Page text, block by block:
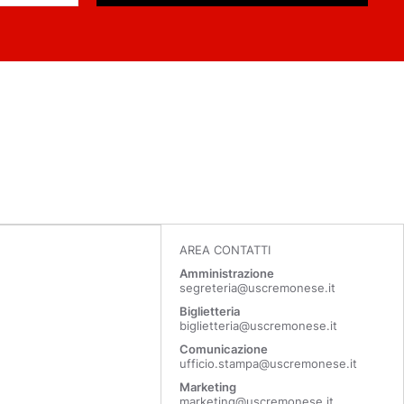
AREA CONTATTI
Amministrazione
segreteria@uscremonese.it
Biglietteria
biglietteria@uscremonese.it
Comunicazione
ufficio.stampa@uscremonese.it
Marketing